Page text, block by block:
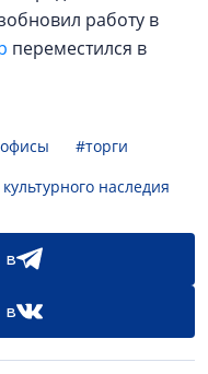
работу в
переместился в
#торги
наследия
в
в